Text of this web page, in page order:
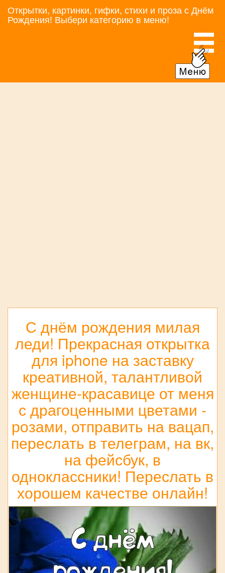
Открытки, картинки, гифки, стихи и проза с Днём
Рождения! Выбери категорию в меню!
С днём рождения милая
леди! Прекрасная открытка
для iphone на заставку
креативной, талантливой
женщине-красавице от меня
с драгоценными цветами -
розами, отправить на вацап,
переслать в телеграм, на вк,
на фейсбук, в
одноклассники! Переслать в
хорошем качестве онлайн!